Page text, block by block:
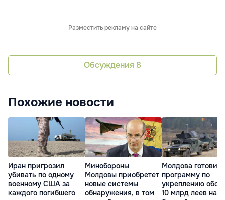
Разместить рекламу на сайте
Обсуждения 8
Похожие новости
Иран пригрозил
убивать по одному
военному США за
каждого погибшего
Минобороны
Молдовы приобретет
новые системы
обнаружения, в том
Молдова готовит
программу по
укреплению
10 млрд леев на